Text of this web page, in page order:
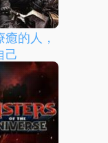
的人，
己